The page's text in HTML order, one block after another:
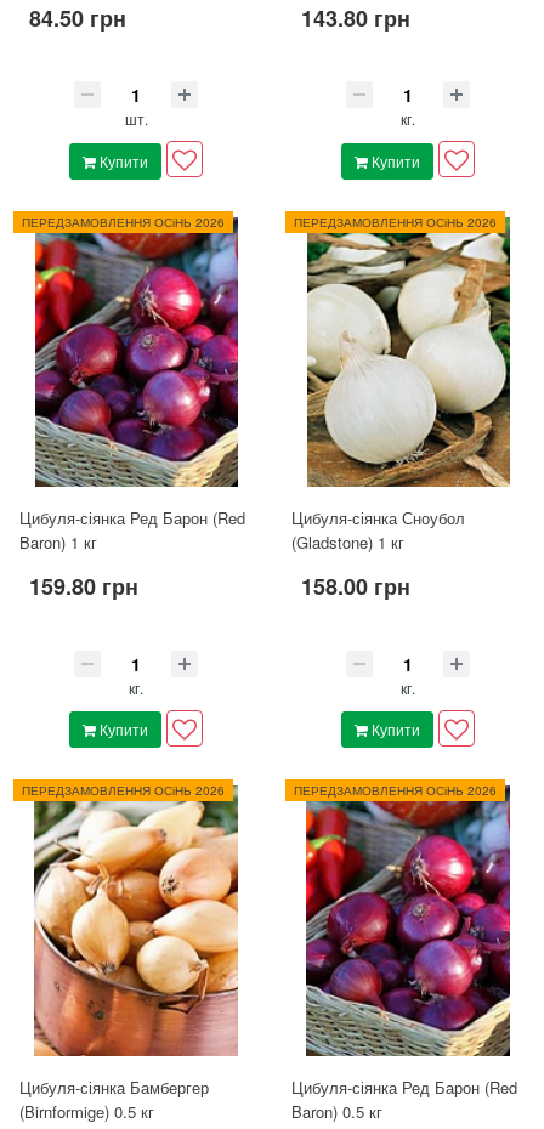
84.50 грн
шт.
Купити
143.80 грн
кг.
Купити
ПЕРЕДЗАМОВЛЕННЯ ОСіНЬ 2026
Цибуля-сіянка Ред Барон (Red
Baron) 1 кг
159.80 грн
кг.
Купити
ПЕРЕДЗАМОВЛЕННЯ ОСіНЬ 2026
Цибуля-сіянка Сноубол
(Gladstone) 1 кг
158.00 грн
кг.
Купити
ПЕРЕДЗАМОВЛЕННЯ ОСіНЬ 2026
Цибуля-сіянка Бамбергер
(Birnformige) 0.5 кг
ПЕРЕДЗАМОВЛЕННЯ ОСіНЬ 2026
Цибуля-сіянка Ред Барон (Red
Baron) 0.5 кг